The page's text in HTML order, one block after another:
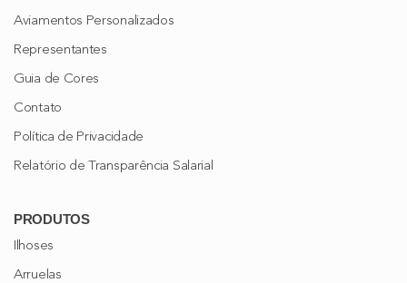
Aviamentos Personalizados
Representantes
Guia de Cores
Contato
Política de Privacidade
Relatório de Transparência Salarial
PRODUTOS
Ilhoses
Arruelas